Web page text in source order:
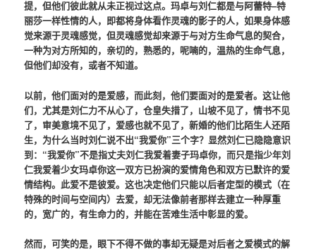
提，但他们彼此就从未正视过这点。玛卓与刘仁都是与阿蕾特–特
丽莎一样性情的人，即都将身体看作灵魂的影子的人，如果身体感
觉来源于灵魂感觉，但灵魂感觉却来源于与对方生命气息的契合，
一种为对方所知的，亲切的，熟悉的，呢喃的，温热的生命气息，
但他们却没有，或者不知道。
以前，他们面对的是爱感，而此刻，他们要面对的是爱者。这让他
们，尤其是刘仁力不从心了，仓皇失措了，山坡不见了，情书不见
了，审美意境不见了，爱感也就不见了，新婚的他们比陌生人还陌
生，为什么当时刘仁说不出“我爱你”三个字？显然刘仁已隐隐意识
到：“我爱你”不是指丈夫刘仁我爱着妻子玛卓你，而只是指少年刘
仁我爱着少女玛卓你这一双方已扮演的爱情角色和双方已默许的爱
情结构。此爱不是彼爱。这也决定他们只能以后者定型的模式（在
特殊的时间与空间内）去爱，却无法像前者那样去建立一种厚重
的，宽广的，有生命力的，并能在苦难生活中彰显的爱。
然而，可笑的是，眼下不得不做的事却无疑是对后者之爱模式的解